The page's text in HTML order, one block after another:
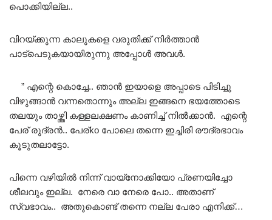
പൊക്കിയില്ല..
വിറയ്ക്കുന്ന കാലുകളെ വരുതിക്ക് നിർത്താൻ
പാട്പെടുകയായിരുന്നു അപ്പോൾ അവൾ.
” എന്റെ കൊച്ചേ.. ഞാൻ ഇയാളെ അപ്പാടെ പിടിച്ചു
വിഴുങ്ങാൻ വന്നതൊന്നും അല്ല ഇങ്ങനെ ഭയത്തോടെ
തലയും താഴ്ത്തി കള്ളലക്ഷണം കാണിച്ച് നിൽക്കാൻ. എന്റെ
പേര് രുദ്രൻ.. പേര്ko പോലെ തന്നെ ഇച്ചിരി രൗദ്രഭാവം
കൂടുതലാട്ടോ.
പിന്നെ വഴിയിൽ നിന്ന് വായ്‌നോക്കിയോ പ്രണയിച്ചോ
ശീലവും ഇല്ല. നേരെ വാ നേരെ പോ.. അതാണ്‌
സ്വഭാവം.. അതുകൊണ്ട് തന്നെ നല്ല പേരാ എനിക്ക്…